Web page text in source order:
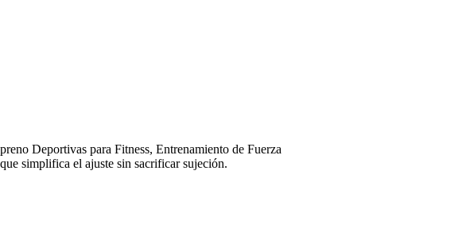
Deportivas para Fitness, Entrenamiento de Fuerza
simplifica el ajuste sin sacrificar sujeción.